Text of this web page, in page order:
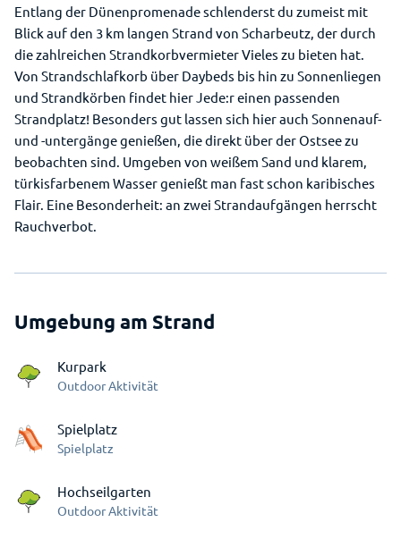
Entlang der Dünenpromenade schlenderst du zumeist mit
Blick auf den 3 km langen Strand von Scharbeutz, der durch
die zahlreichen Strandkorbvermieter Vieles zu bieten hat.
Von Strandschlafkorb über Daybeds bis hin zu Sonnenliegen
und Strandkörben findet hier Jede:r einen passenden
Strandplatz! Besonders gut lassen sich hier auch Sonnenauf-
und -untergänge genießen, die direkt über der Ostsee zu
beobachten sind. Umgeben von weißem Sand und klarem,
türkisfarbenem Wasser genießt man fast schon karibisches
Flair. Eine Besonderheit: an zwei Strandaufgängen herrscht
Rauchverbot.
Umgebung am Strand
Kurpark
Outdoor Aktivität
Spielplatz
Spielplatz
Hochseilgarten
Outdoor Aktivität